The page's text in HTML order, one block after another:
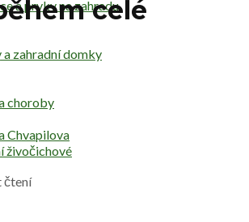
a prvky na zahradu
a zahradní domky
choroby
živočichové
celé
Chvapilova
čtení